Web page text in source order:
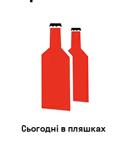
Сьогодні в пляшках